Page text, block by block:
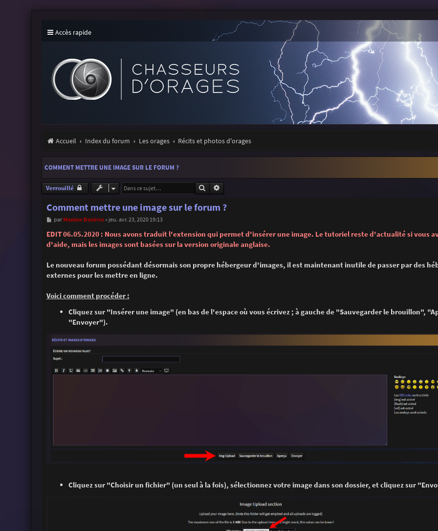
Accès rapide
Accueil Index du forum Les orages Récits et photos d'orages
COMMENT METTRE UNE IMAGE SUR LE FORUM ?
Verrouillé Rechercher
Comment mettre une image sur le forum ?
M
s
s
a
par Maxime Daviron » jeu. avr. 23, 2020 19:13
EDIT 06.05.2020 : Nous avons traduit l'extension qui permet d'insérer une image. Le tutoriel reste d'actualité si vous
d'aide, mais les images sont basées sur la version originale anglaise.
Le nouveau forum possédant désormais son propre hébergeur d'images, il est maintenant inutile de passer par des
externes pour les mettre en ligne.
Voici comment procéder :
Cliquez sur "Insérer une image" (en bas de l'espace où vous écrivez ; à gauche de "Sauvegarder le brouillon",
"Envoyer").
Cliquez sur "Choisir un fichier" (un seul à la fois), sélectionnez votre image dans son dossier, et cliquez sur